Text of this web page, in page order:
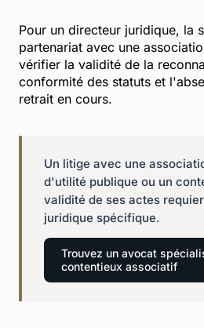
Pour un directeur juridique, la
partenariat avec une
vérifier la validité de la
conformité des statuts et
retrait en cours.
Un litige avec une
d'utilité publique ou un
validité de ses actes
juridique spécifique.
Trouvez un avocat
contentieux associatif